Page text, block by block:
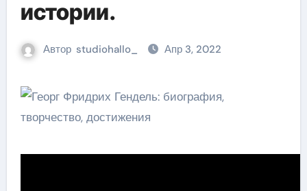
истории.
Автор studiohallo_ Апр 3, 2022